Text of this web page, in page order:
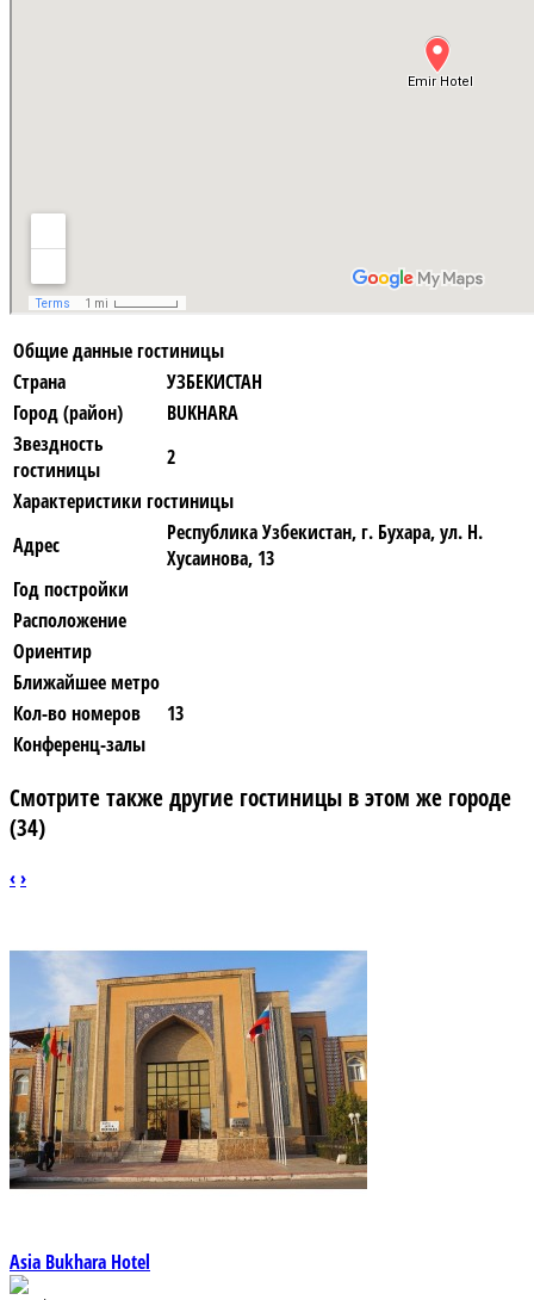
Общие данные гостиницы
Страна
УЗБЕКИСТАН
Город (район)
BUKHARA
Звездность
гостиницы
2
Характеристики гостиницы
Адрес
Республика Узбекистан, г. Бухара, ул. Н.
Хусаинова, 13
Год постройки
Расположение
Ориентир
Ближайшее метро
Кол-во номеров
13
Конференц-залы
Смотрите также другие гостиницы в этом же городе
(34)
‹›
Asia Bukhara Hotel